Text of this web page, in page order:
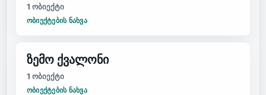
1 ობიექტი
ᲝᲑᲘᲔᲥᲢᲔᲑᲘᲡ ᲜᲐᲮᲕᲐ
ზემო ქვალონი
1 ობიექტი
ᲝᲑᲘᲔᲥᲢᲔᲑᲘᲡ ᲜᲐᲮᲕᲐ